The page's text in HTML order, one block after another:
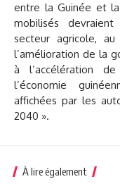
entre la Guinée et la
mobilisés
secteur agricole,
l’amélioration de la
à l’accélération
l’économie
affichées par les
2040 ».
À lire également